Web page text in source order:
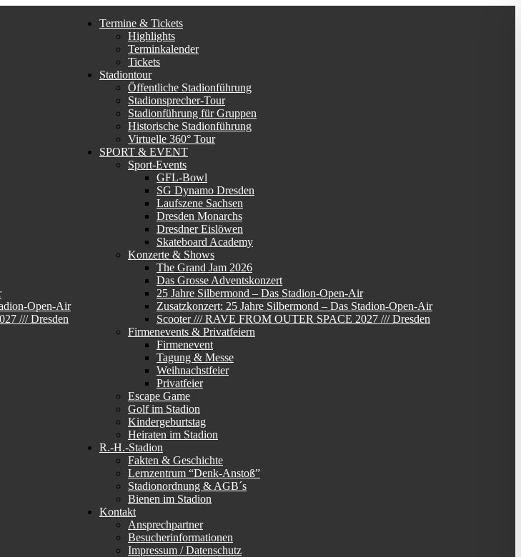
Open-Air
/// Dresden
Termine & Tickets
Highlights
Terminkalender
Tickets
Stadiontour
Öffentliche Stadionführung
Stadionsprecher-Tour
Stadionführung für Gruppen
Historische Stadionführung
Virtuelle 360° Tour
SPORT & EVENT
Sport-Events
GFL-Bowl
SG Dynamo Dresden
Laufszene Sachsen
Dresden Monarchs
Dresdner Eislöwen
Skateboard Academy
Konzerte & Shows
The Grand Jam 2026
Das Grosse Adventskonzert
25 Jahre Silbermond – Das Stadion-Open-Air
Zusatzkonzert: 25 Jahre Silbermond – Das Stadion-Open-Air
Scooter /// RAVE FROM OUTER SPACE 2027 /// Dresden
Firmenevents & Privatfeiern
Firmenevent
Tagung & Messe
Weihnachstfeier
Privatfeier
Escape Game
Golf im Stadion
Kindergeburtstag
Heiraten im Stadion
R.-H.-Stadion
Fakten & Geschichte
Lernzentrum “Denk-Anstoß”
Stadionordnung & AGB´s
Bienen im Stadion
Kontakt
Ansprechpartner
Besucherinformationen
Impressum / Datenschutz